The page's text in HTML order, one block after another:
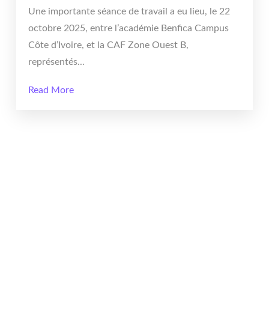
Une importante séance de travail a eu lieu, le 22
octobre 2025, entre l’académie Benfica Campus
Côte d’Ivoire, et la CAF Zone Ouest B,
représentés...
Read More